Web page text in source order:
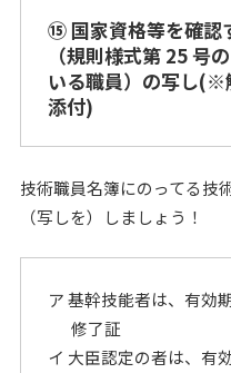
⑮ 国家資格等を確認
（規則様式第 25 号
いる職員）の写し(※
添付)
技術職員名簿にのってる技
（写しを）しましょう！
ア 基幹技能者は、有効
修了証
イ 大臣認定の者は、有